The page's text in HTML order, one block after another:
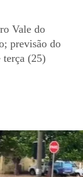
Vale do
previsão do
terça (25)